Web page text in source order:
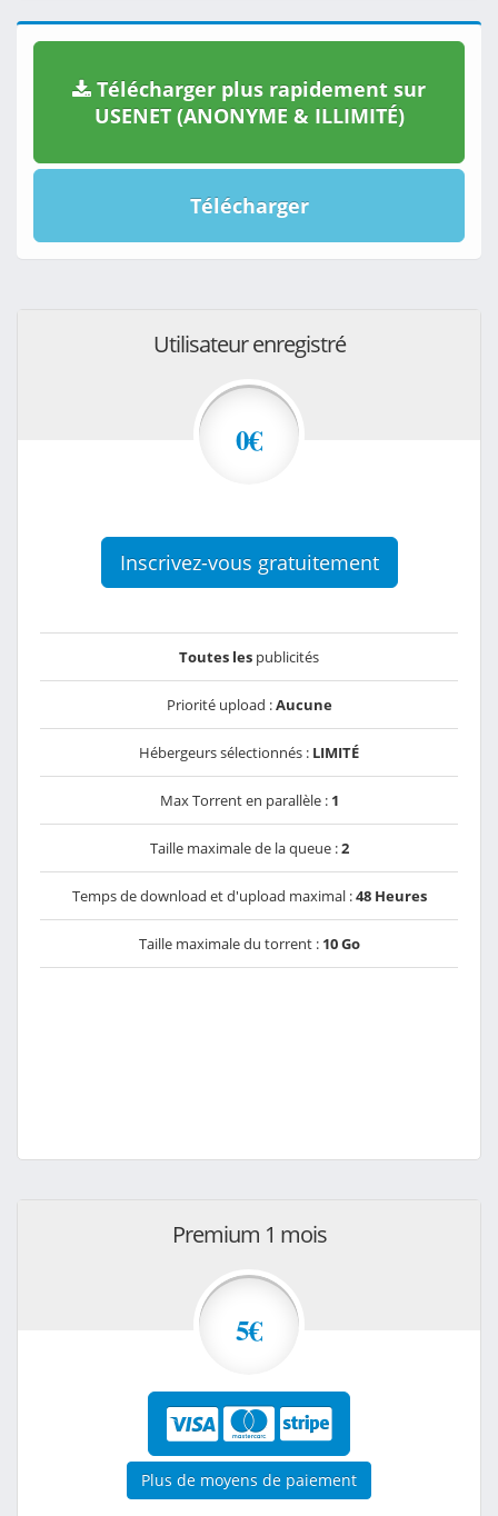
Télécharger plus rapidement sur
USENET (ANONYME & ILLIMITÉ)
Télécharger
Utilisateur enregistré
0€
Inscrivez-vous gratuitement
Toutes les publicités
Priorité upload :Aucune
Hébergeurs sélectionnés : LIMITÉ
Max Torrent en parallèle : 1
Taille maximale de la queue :2
Temps de download et d'upload maximal :48 Heures
Taille maximale du torrent : 10 Go
Premium 1 mois
5€
Plus de moyens de paiement